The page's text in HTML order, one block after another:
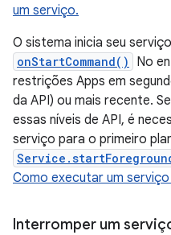
um serviço.
O sistema inicia seu
onStartCommand()
No
restrições Apps em
da API) ou mais recente.
essas níveis de API, é
serviço para o primeiro
Como executar um
Interromper um